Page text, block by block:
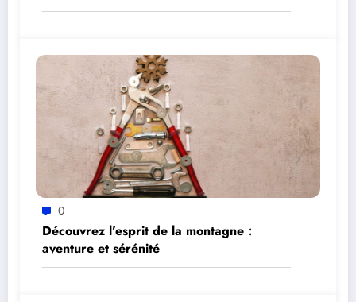
0
Découvrez l’esprit de la montagne :
aventure et sérénité